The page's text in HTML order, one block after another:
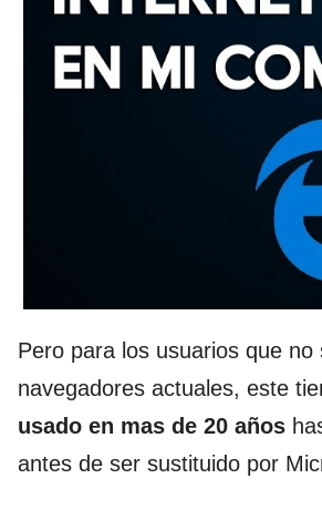
Pero para los usuarios que
navegadores actuales, este
usado en mas de 20 años
antes de ser sustituido por